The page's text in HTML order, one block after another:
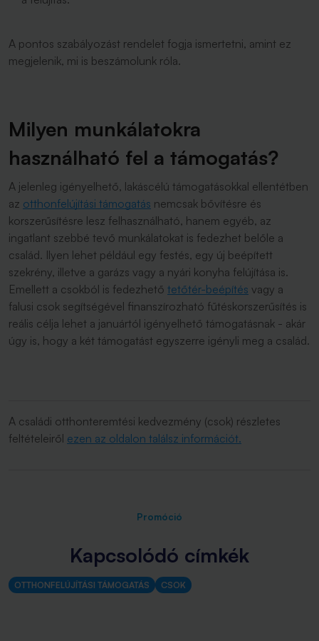
A pontos szabályozást rendelet fogja ismertetni, amint ez
megjelenik, mi is beszámolunk róla.
Milyen munkálatokra
használható fel a támogatás?
A jelenleg igényelhető, lakáscélú támogatásokkal ellentétben
az otthonfelújítási támogatás nemcsak bővítésre és
korszerűsítésre lesz felhasználható, hanem egyéb, az
ingatlant szebbé tevő munkálatokat is fedezhet belőle a
család. Ilyen lehet például egy festés, egy új beépített
szekrény, illetve a garázs vagy a nyári konyha felújítása is.
Emellett a csokból is fedezhető tetőtér-beépítés vagy a
falusi csok segítségével finanszírozható fűtéskorszerűsítés is
reális célja lehet a januártól igényelhető támogatásnak - akár
úgy is, hogy a két támogatást egyszerre igényli meg a család.
A családi otthonteremtési kedvezmény (csok) részletes
feltételeiről ezen az oldalon találsz információt.
Promóció
Kapcsolódó címkék
OTTHONFELÚJÍTÁSI TÁMOGATÁS CSOK